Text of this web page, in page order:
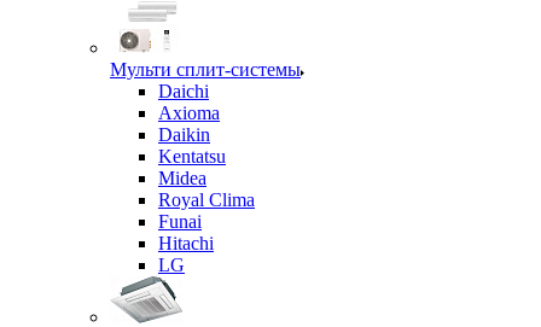
Мульти сплит-системы
Daichi
Axioma
Daikin
Kentatsu
Midea
Royal Clima
Funai
Hitachi
LG